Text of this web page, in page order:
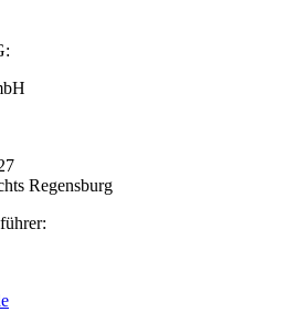
Regensburg